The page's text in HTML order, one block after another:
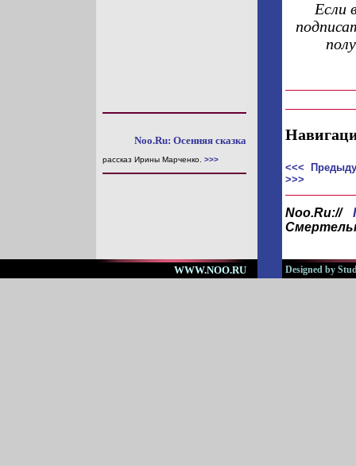
Если
Noo.Ru: Осенняя сказка
рассказ Ирины Марченко. >>>
<<<
>>>
Noo.Ru://
WWW.NOO.RU Designed by